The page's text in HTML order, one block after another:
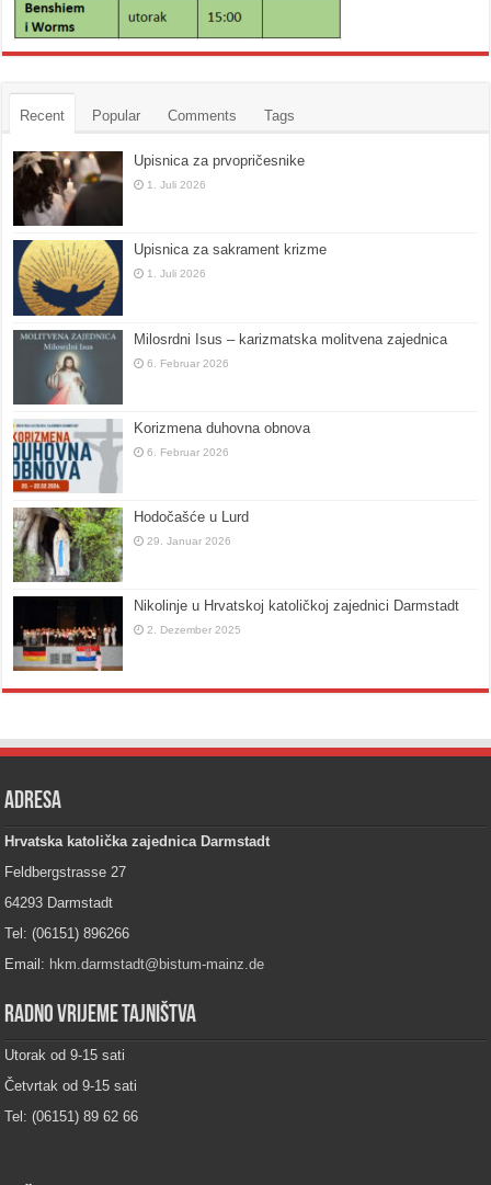
Recent Popular Comments Tags
Upisnica za prvopričesnike
1. Juli 2026
Upisnica za sakrament krizme
1. Juli 2026
Milosrdni Isus – karizmatska molitvena zajednica
6. Februar 2026
Korizmena duhovna obnova
6. Februar 2026
Hodočašće u Lurd
29. Januar 2026
Nikolinje u Hrvatskoj katoličkoj zajednici Darmstadt
2. Dezember 2025
Adresa
Hrvatska katolička zajednica Darmstadt
Feldbergstrasse 27
64293 Darmstadt
Tel: (06151) 896266
Email: hkm.darmstadt@bistum-mainz.de
Radno vrijeme tajništva
Utorak od 9-15 sati
Četvrtak od 9-15 sati
Tel: (06151) 89 62 66